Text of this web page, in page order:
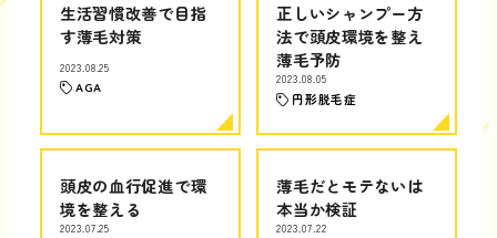
生活習慣改善で目指
す薄毛対策
2023.08.25
AGA
正しいシャンプー方
法で頭皮環境を整え
薄毛予防
2023.08.05
円形脱毛症
頭皮の血行促進で環
境を整える
2023.07.25
薄毛だとモテないは
本当か検証
2023.07.22